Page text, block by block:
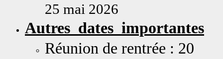
25 mai 2026
Autres dates importantes
Réunion de rentrée : 20